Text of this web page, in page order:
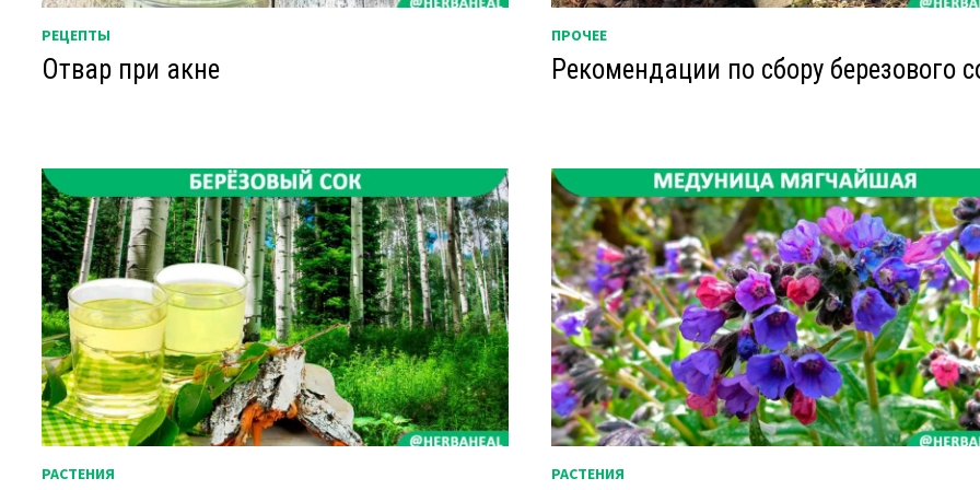
РЕЦЕПТЫ
Отвар при акне
ПРОЧЕЕ
Рекомендации по сбору березового
РАСТЕНИЯ РАСТЕНИЯ